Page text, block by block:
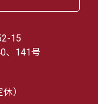
15
、141号
）